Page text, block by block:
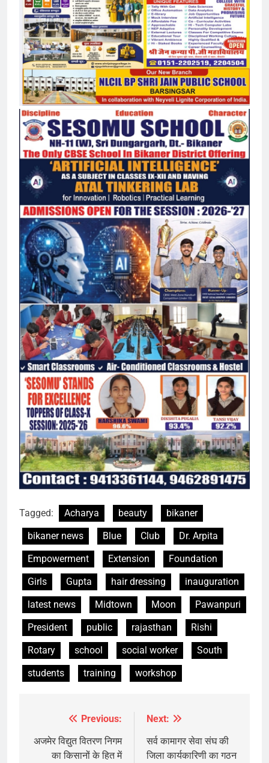
Tagged: Acharya beauty
bikaner
bikaner news
Blue Club
Dr. Arpita
Empowerment
Extension
Foundation
Girls
Gupta hair dressing
inauguration
latest news
Midtown Moon
Pawanpuri
President
public rajasthan
Rishi
Rotary
school social worker
South
students
training workshop
navigation
Previous:
अजमेर विद्युत वितरण निगम
का किसानों के हित में
Next:
सर्व कामागर सेवा संघ की
जिला कार्यकारिणी का गठन